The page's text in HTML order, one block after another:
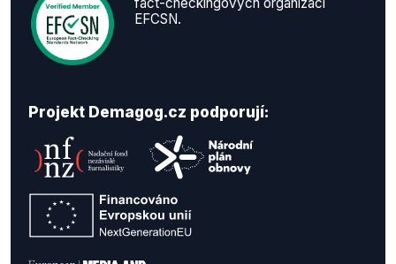
EFCSN.
Projekt Demagog.cz podporují: